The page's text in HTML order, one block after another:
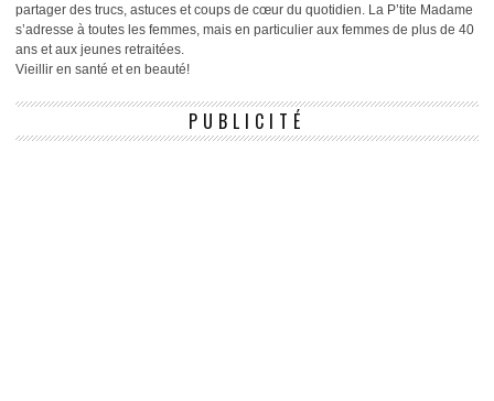
partager des trucs, astuces et coups de cœur du quotidien. La P’tite Madame
s’adresse à toutes les femmes, mais en particulier aux femmes de plus de 40
ans et aux jeunes retraitées.
Vieillir en santé et en beauté!
PUBLICITÉ